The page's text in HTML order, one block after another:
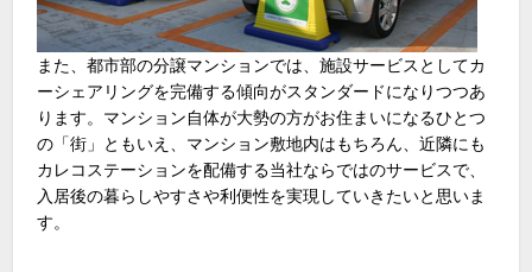
また、都市部の分譲マンションでは、施設サービスとしてカ
ーシェアリングを完備する傾向がスタンダードになりつつあ
ります。マンション自体が大勢の方がお住まいになるひとつ
の「街」ともいえ、マンション敷地内はもちろん、近隣にも
カレコステーションを配備する当社ならではのサービスで、
入居後の暮らしやすさや利便性を実現していきたいと思いま
す。